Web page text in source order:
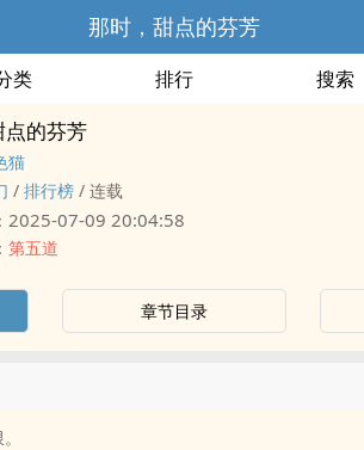
那时，甜点的芬芳
类 排行 搜索
的芬芳
猫‍‌
/ 排行榜 / 连载
2025-07-09 20:04:58
第五道
章节目录